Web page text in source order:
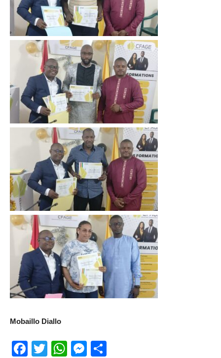
Mobaillo Diallo
Facebook
TwitterWhatsApp
Messenger